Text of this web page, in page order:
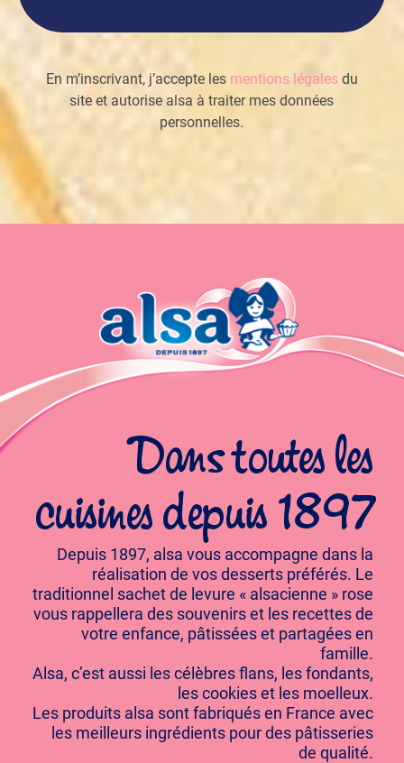
En m’inscrivant, j’accepte les mentions légalesdu
site et autorise alsa à traiter mes données
personnelles.
Dans toutes les
cuisines depuis 1897
Depuis 1897, alsa vous accompagne dans la
réalisation de vos desserts préférés. Le
traditionnel sachet de levure « alsacienne » rose
vous rappellera des souvenirs et les recettes de
votre enfance, pâtissées et partagées en
famille.
Alsa, c’est aussi les célèbres flans, les fondants,
les cookies et les moelleux.
Les produits alsa sont fabriqués en France avec
les meilleurs ingrédients pour des pâtisseries
de qualité.